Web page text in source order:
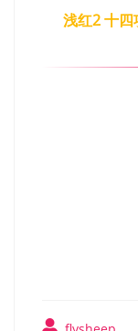
浅红2 十